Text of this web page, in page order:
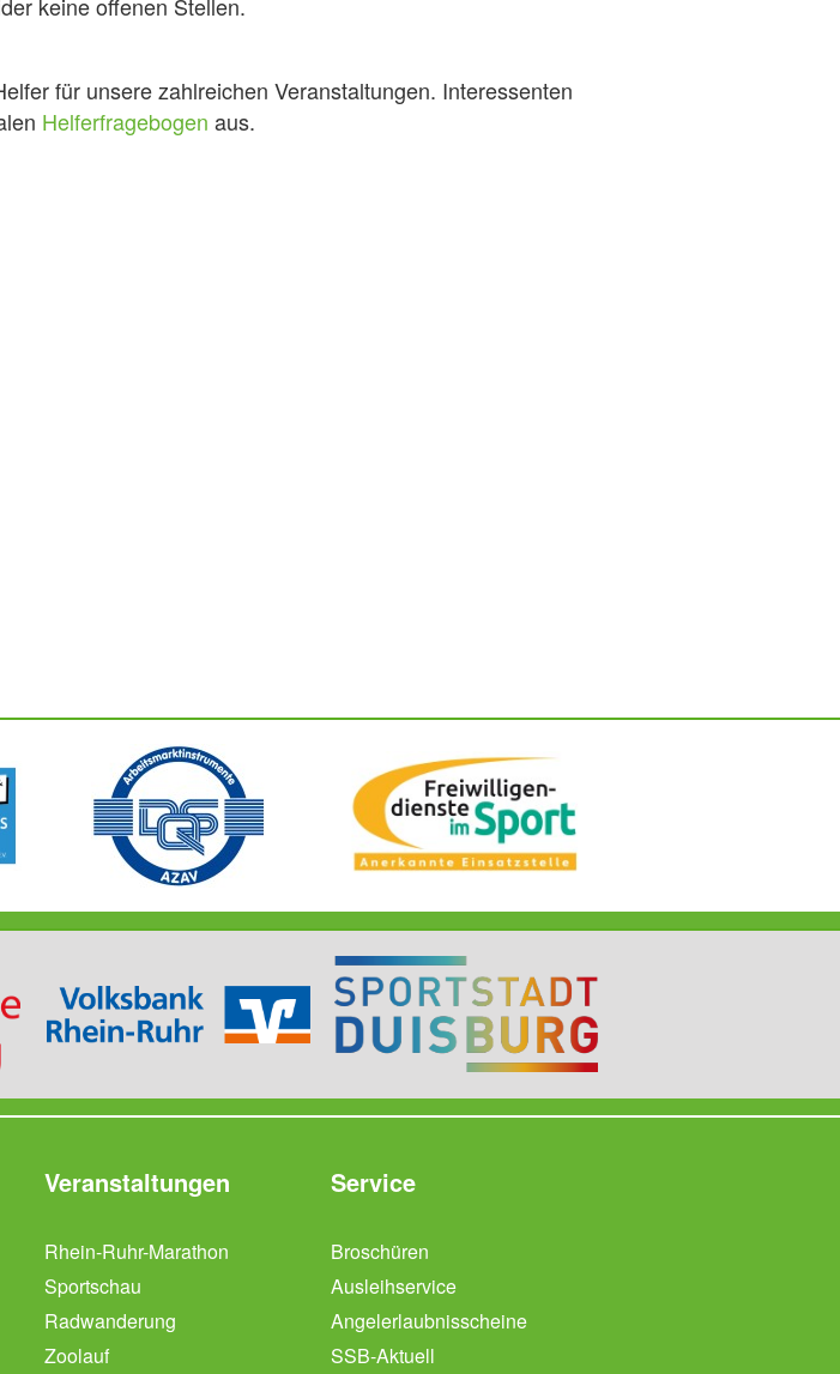
für unsere zahlreichen Veranstaltungen. Interessenten
Helferfragebogen aus.
Veranstaltungen
Rhein-Ruhr-Marathon
Sportschau
Radwanderung
Zoolauf
Service
Broschüren
Ausleihservice
Angelerlaubnisscheine
SSB-Aktuell